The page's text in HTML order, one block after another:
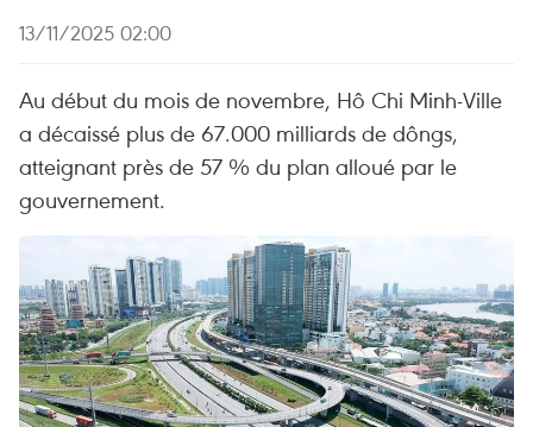
13/11/2025 02:00
Au début du mois de novembre, Hô Chi Minh-Ville
a décaissé plus de 67.000 milliards de dôngs,
atteignant près de 57 % du plan alloué par le
gouvernement.